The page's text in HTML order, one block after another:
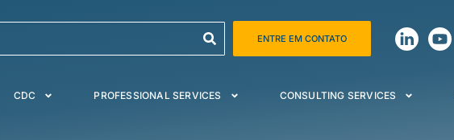
ENTRE EM CONTATO
CDC PROFESSIONAL SERVICES CONSULTING SERVICES